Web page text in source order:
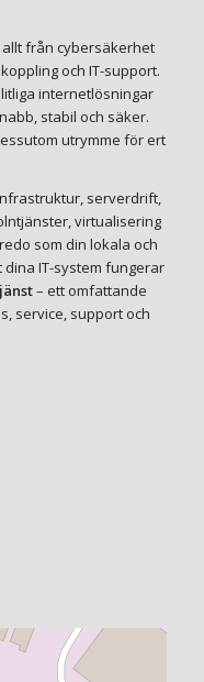
från cybersäkerhet
och IT-support.
internetlösningar
stabil och säker.
utrymme för ert
serverdrift,
virtualisering
som din lokala och
IT-system fungerar
– ett omfattande
service, support och